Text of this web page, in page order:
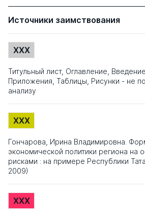
Источники заимствования
XXX
Титульный лист, Оглавление,
Приложения, Таблицы, Рисунки - не
анализу
XXX
Гончарова, Ирина Владимировна.
экономической политики региона на
рисками : на примере Республики
2009)
XXX